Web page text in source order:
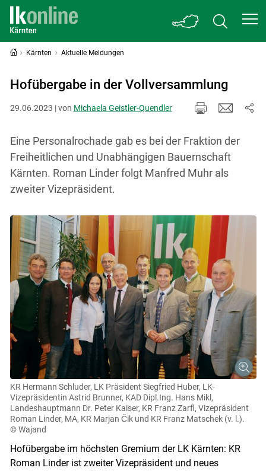
Kärnten Aktuelle Meldungen
Hofübergabe in der Vollversammlung
29.06.2023 | von Michaela Geistler-Quendler
Eine Personalrochade gab es bei der Fraktion der
Freiheitlichen und Unabhängigen Bauernschaft
Kärnten. Roman Linder folgt Manfred Muhr als
zweiter Vizepräsident.
KR Hermann Schluder, LK ­Präsident Siegfried Huber, LK­
Vizepräsidentin Astrid Brunner, KAD Dipl.­Ing. Hans Mikl,
Landeshauptmann Dr. Peter Kaiser, KR Franz Zarfl, Vizepräsident
Roman Linder, MA, KR Marjan Čik und KR Franz Matschek (v. l.).
© Wajand
Hofübergabe im höchsten Gremium der LK Kärnten: KR
Roman Linder ist zweiter Vizepräsident und neues